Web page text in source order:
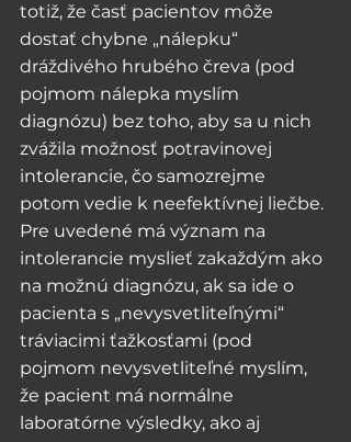
totiž, že časť pacientov môže
dostať chybne „nálepku“
dráždivého hrubého čreva (pod
pojmom nálepka myslím
diagnózu) bez toho, aby sa u nich
zvážila možnosť potravinovej
intolerancie, čo samozrejme
potom vedie k neefektívnej liečbe.
Pre uvedené má význam na
intolerancie myslieť zakaždým ako
na možnú diagnózu, ak sa ide o
pacienta s „nevysvetliteľnými“
tráviacimi ťažkosťami (pod
pojmom nevysvetliteľné myslím,
že pacient má normálne
laboratórne výsledky, ako aj